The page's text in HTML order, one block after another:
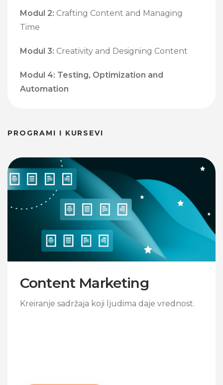
Modul 2: Crafting Content and Managing
Time
Modul 3: Creativity and Designing Content
Modul 4: Testing, Optimization and
Automation
PROGRAMI I KURSEVI
Content Marketing
Kreiranje sadržaja koji ljudima daje vrednost.